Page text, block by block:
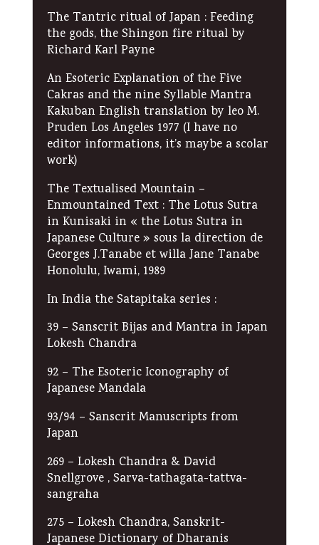
The Tantric ritual of Japan : Feeding
the gods, the Shingon fire ritual by
Richard Karl Payne
An Esoteric Explanation of the Five
Cakras and the nine Syllable Mantra
Kakuban English translation by leo M.
Pruden Los Angeles 1977 (I have no
editor informations, it’s maybe a scolar
work)
The Textualised Mountain –
Enmountained Text : The Lotus Sutra
in Kunisaki in « the Lotus Sutra in
Japanese Culture » sous la direction de
Georges J.Tanabe et willa Jane Tanabe
Honolulu, Iwami, 1989
In India the Satapitaka series :
39 – Sanscrit Bijas and Mantra in Japan
Lokesh Chandra
92 – The Esoteric Iconography of
Japanese Mandala
93/94 – Sanscrit Manuscripts from
Japan
269 – Lokesh Chandra & David
Snellgrove , Sarva-tathagata-tattva-
sangraha
275 – Lokesh Chandra, Sanskrit-
Japanese Dictionary of Dharanis